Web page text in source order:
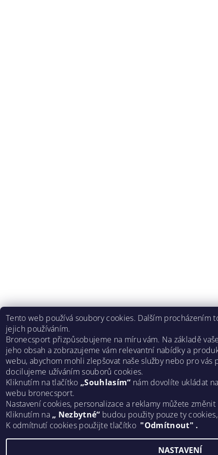
Tento web používá soubory cookies. Dalším procházením
jejich používáním.
Bronecsport přizpůsobujeme na míru vám. Na základě
jeho obsah a zobrazujeme vám relevantní nabídky a
webu, abychom mohli zlepšovat naše služby nebo pro vás
docilujeme užíváním souborů cookies.
Kliknutím na tlačítko „Souhlasím“ nám dovolíte ukládat
webu bronecsport.
Nastavení cookies, personalizace a reklamy můžete
Kliknutím na „ Nezbytné“ budou použity pouze ty
K odmítnutí cookies použijte tlačítko "Odmítnout" .
NASTAVENÍ